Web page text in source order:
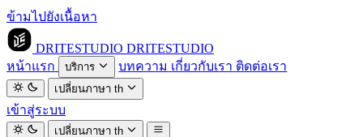
ข้ามไปยังเนื้อหา
DRITESTUDIO DRITESTUDIO
หน้าแรก
บริการ บทความ เกี่ยวกับเรา ติดต่อเรา
เปลี่ยนภาษาth
เข้าสู่ระบบ
เปลี่ยนภาษาth